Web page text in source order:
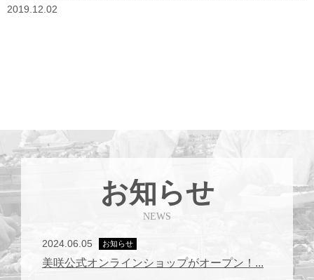
2019.12.02
お知らせ
NEWS
2024.06.05 お知らせ
美咲公式オンラインショップがオープン！...